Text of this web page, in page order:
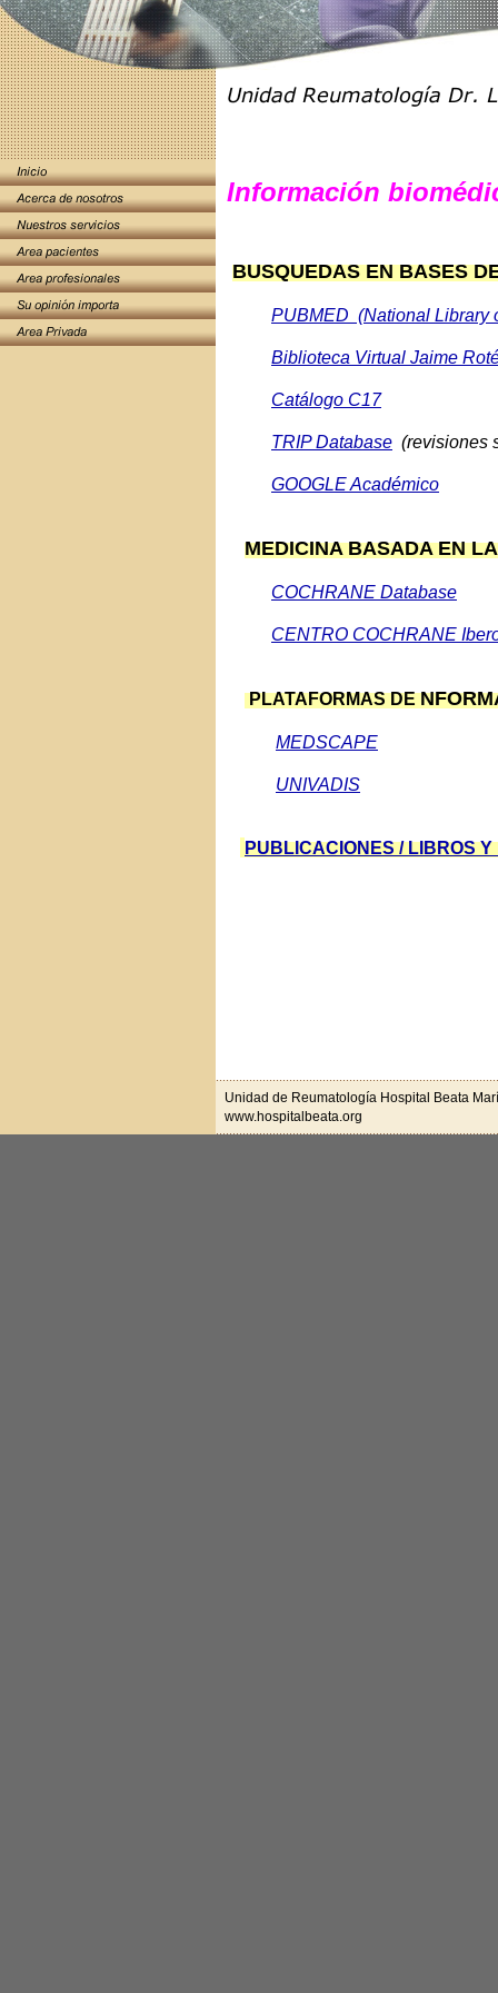
Información
BUSQUEDAS EN BASES
PUBMED (National Library
Biblioteca Virtual Jaime
Catálogo C17
TRIP Database (revisiones
GOOGLE Académico
MEDICINA BASADA EN
COCHRANE Database
CENTRO COCHRANE
PLATAFORMAS DE
MEDSCAPE
UNIVADIS
PUBLICACIONES / LIBROS
Unidad de Reumatología Hospital Beata
www.hospitalbeata.org